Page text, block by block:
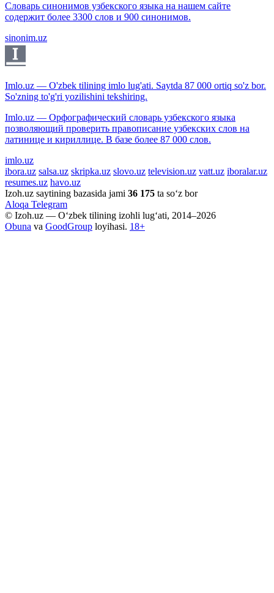
Словарь синонимов узбекского языка на нашем сайте
содержит более 3300 слов и 900 синонимов.
sinonim.uz
Imlo.uz — O'zbek tilining imlo lug'ati. Saytda 87 000 ortiq so'z bor.
So'zning to'g'ri yozilishini tekshiring.
Imlo.uz — Орфографический словарь узбекского языка
позволяющий проверить правописание узбекских слов на
латинице и кириллице. В базе более 87 000 слов.
imlo.uz
ibora.uz salsa.uz skripka.uz slovo.uz television.uz vatt.uz iboralar.uz
resumes.uz havo.uz
Izoh.uz saytining bazasida jami 36 175 ta so‘z bor
Aloqa Telegram
© Izoh.uz — O‘zbek tilining izohli lug‘ati, 2014–2026
Obuna va GoodGroup loyihasi. 18+